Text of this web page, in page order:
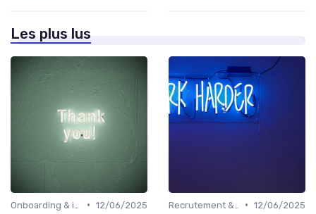
Les plus lus
• 12/06/2025 • 12/06/2025